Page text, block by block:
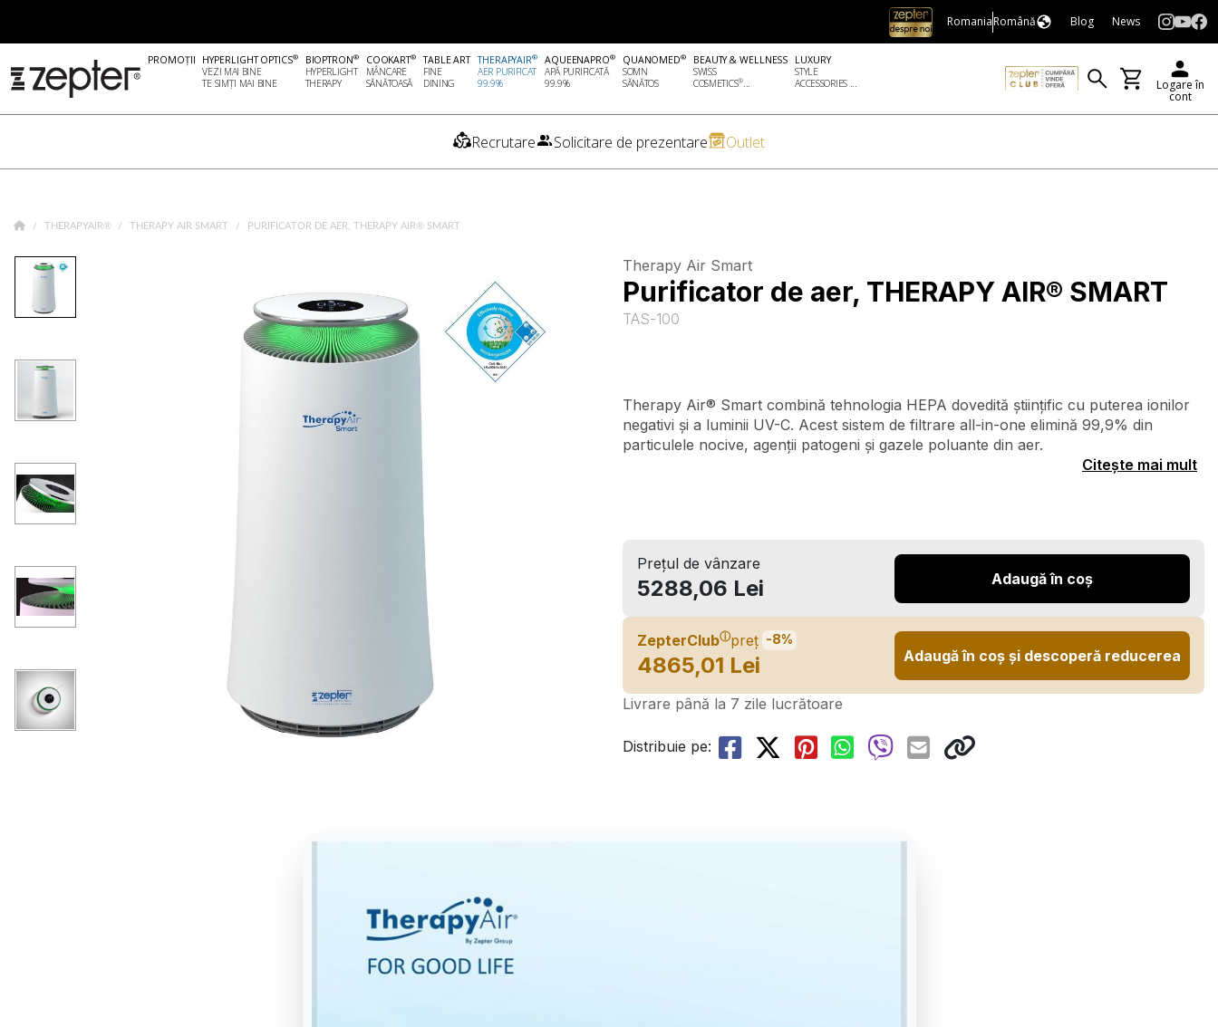
RomaniaRomână Blog News
PROMOȚII HYPERLIGHT OPTICS®
VEZI MAI BINE
TE SIMȚI MAI BINE
BIOPTRON®
HYPERLIGHT
THERAPY
COOKART®
MÂNCARE
SĂNĂTOASĂ
TABLE ART
FINE
DINING
THERAPYAIR®
AER PURIFICAT
99.9%
AQUEENAPRO®
APĂ PURIFICATĂ
99.9%
QUANOMED®
SOMN
SĂNĂTOS
BEAUTY & WELLNESS
SWISS
COSMETICS®...
LUXURY
STYLE
ACCESSORIES ...
Logare în
cont
Recrutare Solicitare de prezentare Outlet
THERAPYAIR® THERAPY AIR SMART PURIFICATOR DE AER, THERAPY AIR® SMART
Therapy Air Smart
Purificator de aer, THERAPY AIR® SMART
TAS-100
Therapy Air® Smart combină tehnologia HEPA dovedită științific cu puterea ionilor
negativi și a luminii UV-C. Acest sistem de filtrare all-in-one elimină 99,9% din
particulele nocive, agenții patogeni și gazele poluante din aer.
Citește mai mult
Prețul de vânzare
5288,06 Lei Adaugă în coș
ZepterClubⓘpreț -8%
4865,01 Lei Adaugă în coș și descoperă reducerea
Livrare până la 7 zile lucrătoare
Distribuie pe: